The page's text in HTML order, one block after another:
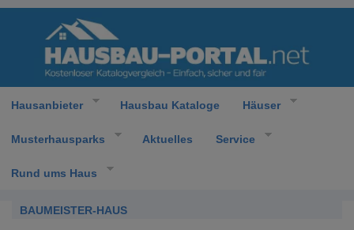
Hausanbieter Hausbau Kataloge Häuser
Musterhausparks Aktuelles Service
Rund ums Haus
BAUMEISTER-HAUS